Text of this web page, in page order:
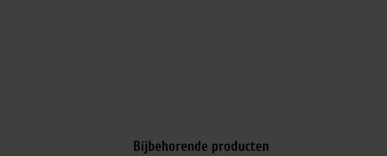
Bijbehorende producten